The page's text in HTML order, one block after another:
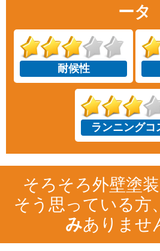
ータ
耐候性
ランニングコ
そろそろ外壁塗
そう思っている方、
みありませ